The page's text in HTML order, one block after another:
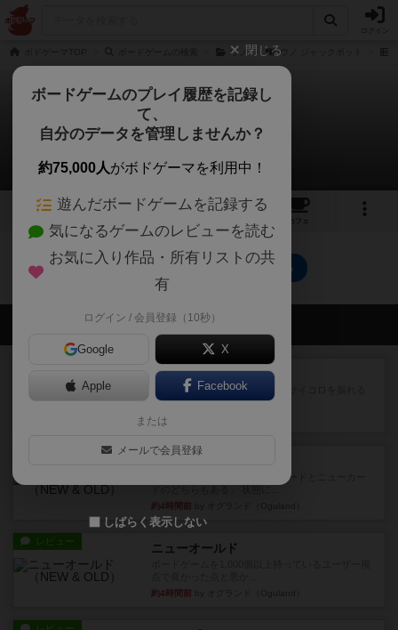
ウノ ウノ ジャックポット
ウノ ジャックポット
0件のレビュー
2
カフェ
ウノ ジャックポットのトップに戻る
会員の新しい投稿
街コロ通
街コロとの違いは初めから二つサイコロを振れる
など、少しの違いはあるけれ...
約3時間前
ゲーム終了時に、「オールドカードとニューカー
約4時間前
レビュー ニューオールド
約4時間前
閉じる
ボードゲームのプレイ履歴を記録し
て、
自分のデータを管理しませんか？
約75,000人がボドゲーマを利用中！
遊んだボードゲームを記録する
気になるゲームのレビューを読む
お気に入り作品・所有リストの共
有
ログイン / 会員登録（10秒）
Google X
Apple Facebook
または
メールで会員登録
しばらく表示しない